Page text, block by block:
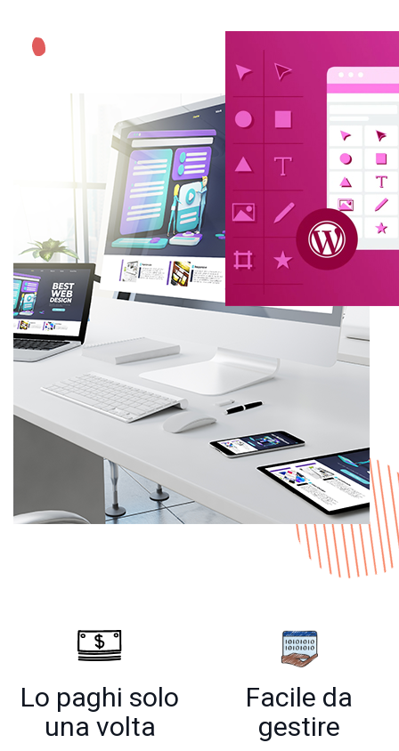
Lo paghi solo
una volta
Facile da
gestire